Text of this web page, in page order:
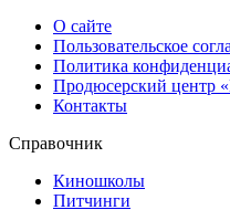
О сайте
Пользовательское
Политика
Продюсерский центр
Контакты
Справочник
Киношколы
Питчинги